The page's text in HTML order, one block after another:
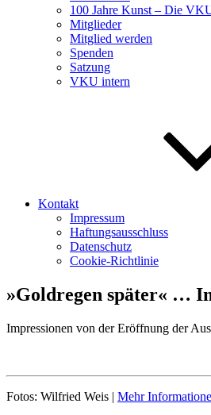
100 Jahre Kunst – Die
Mitglieder
Mitglied werden
Spenden
Satzung
VKU intern
Kontakt
Impressum
Haftungsausschluss
Datenschutz
Cookie-Richtlinie
»Goldregen später« …
Impressionen von der Eröffnung der
Fotos: Wilfried Weis | Mehr